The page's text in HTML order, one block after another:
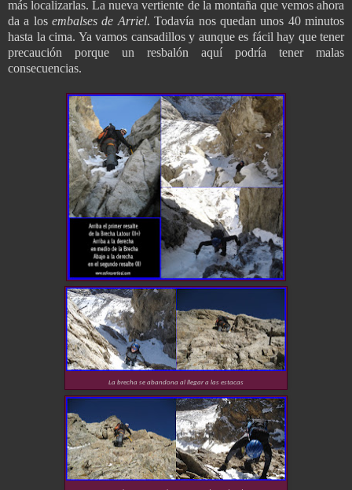
más localizarlas. La nueva vertiente de la montaña que vemos ahora
da a losembalses de Arriel. Todavía nos quedan unos 40 minutos
hasta la cima. Ya vamos cansadillos y aunque es fácil hay que tener
precaución porque un resbalón aquí podría tener malas
consecuencias.
La brecha se abandona al llegar a las estacas